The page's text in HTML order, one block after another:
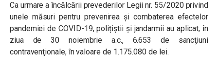
Ca urmare a încălcării prevederilor Legii nr. 55/2020 privind
unele măsuri pentru prevenirea și combaterea efectelor
pandemiei de COVID-19, polițiștii și jandarmii au aplicat, în
ziua de 30 noiembrie a.c., 6.653 de sancţiuni
contravenţionale, în valoare de 1.175.080 de lei.